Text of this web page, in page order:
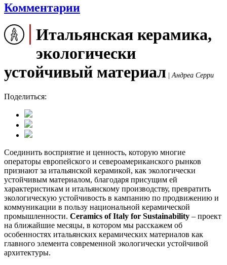
Комментарии
Итальянская керамика,
экологически
устойчивый материал
Андреа Серри
Поделиться:
Соединить восприятие и ценность, которую многие
операторы европейского и североамериканского рынков
признают за итальянской керамикой, как экологически
устойчивым материалом, благодаря присущим ей
характеристикам и итальянскому производству, превратить
экологическую устойчивость в кампанию по продвижению и
коммуникации в пользу национальной керамической
промышленности. Ceramics of Italy for Sustainability – проект
на ближайшие месяцы, в котором мы расскажем об
особенностях итальянских керамических материалов как
главного элемента современной экологически устойчивой
архитектуры.